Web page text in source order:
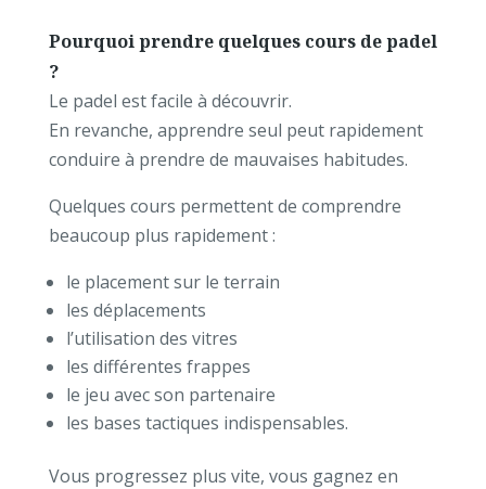
Pourquoi prendre quelques cours de padel
?
Le padel est facile à découvrir.
En revanche, apprendre seul peut rapidement
conduire à prendre de mauvaises habitudes.
Quelques cours permettent de comprendre
beaucoup plus rapidement :
le placement sur le terrain
les déplacements
l’utilisation des vitres
les différentes frappes
le jeu avec son partenaire
les bases tactiques indispensables.
Vous progressez plus vite, vous gagnez en